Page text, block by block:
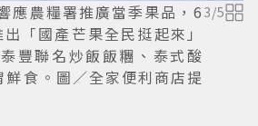
應農糧署推廣當季果品，6
「國產芒果全民挺起來」
豐聯名炒飯飯糰、泰式酸
食。圖／全家便利商店提
3/5